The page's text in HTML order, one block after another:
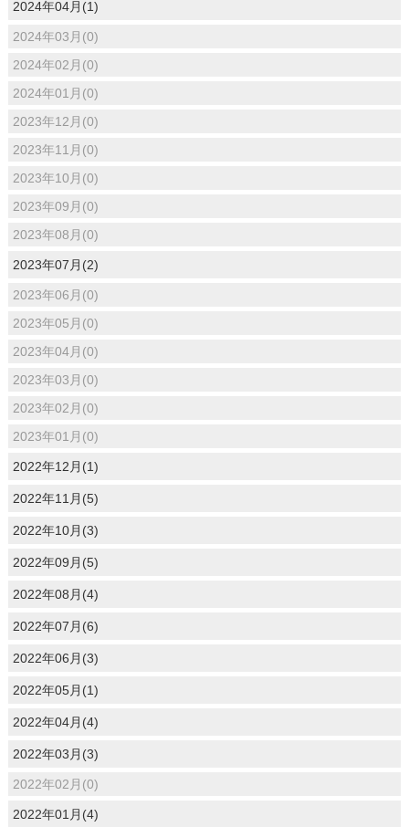
2024年04月(1)
2024年03月(0)
2024年02月(0)
2024年01月(0)
2023年12月(0)
2023年11月(0)
2023年10月(0)
2023年09月(0)
2023年08月(0)
2023年07月(2)
2023年06月(0)
2023年05月(0)
2023年04月(0)
2023年03月(0)
2023年02月(0)
2023年01月(0)
2022年12月(1)
2022年11月(5)
2022年10月(3)
2022年09月(5)
2022年08月(4)
2022年07月(6)
2022年06月(3)
2022年05月(1)
2022年04月(4)
2022年03月(3)
2022年02月(0)
2022年01月(4)